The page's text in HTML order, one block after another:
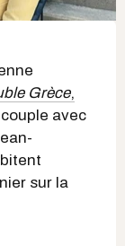
Grèce,
avec
sur la